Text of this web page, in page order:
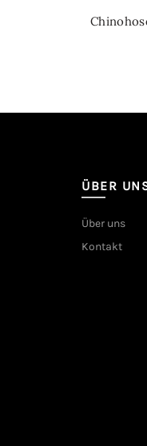
ÜBER
Über uns
Kontakt